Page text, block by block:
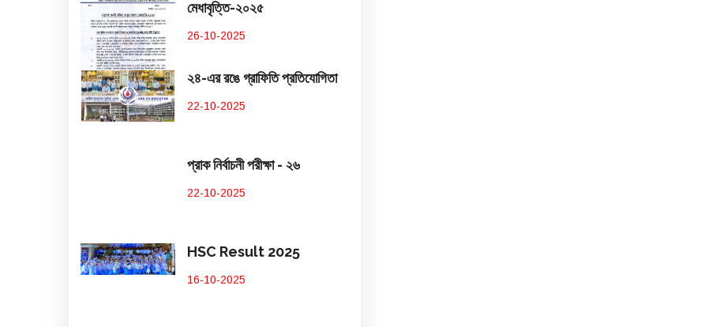
মেধাবৃত্তি-২০২৫
26-10-2025
২৪-এর রঙে গ্রাফিতি প্রতিযোগিতা
22-10-2025
প্রাক নির্বাচনী পরীক্ষা - ২৬
22-10-2025
HSC Result 2025
16-10-2025